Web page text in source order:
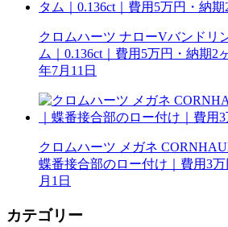
クロムハーツ ナローVバンドリ
ム｜0.136ct｜費用5万円・納期2
年7月11日
クロムハーツ メガネ
蝶番接合部のロー付け｜費用3
月1日
カテゴリー